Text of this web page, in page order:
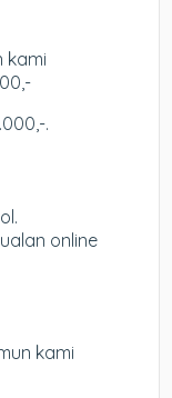
kami
.
online
kami